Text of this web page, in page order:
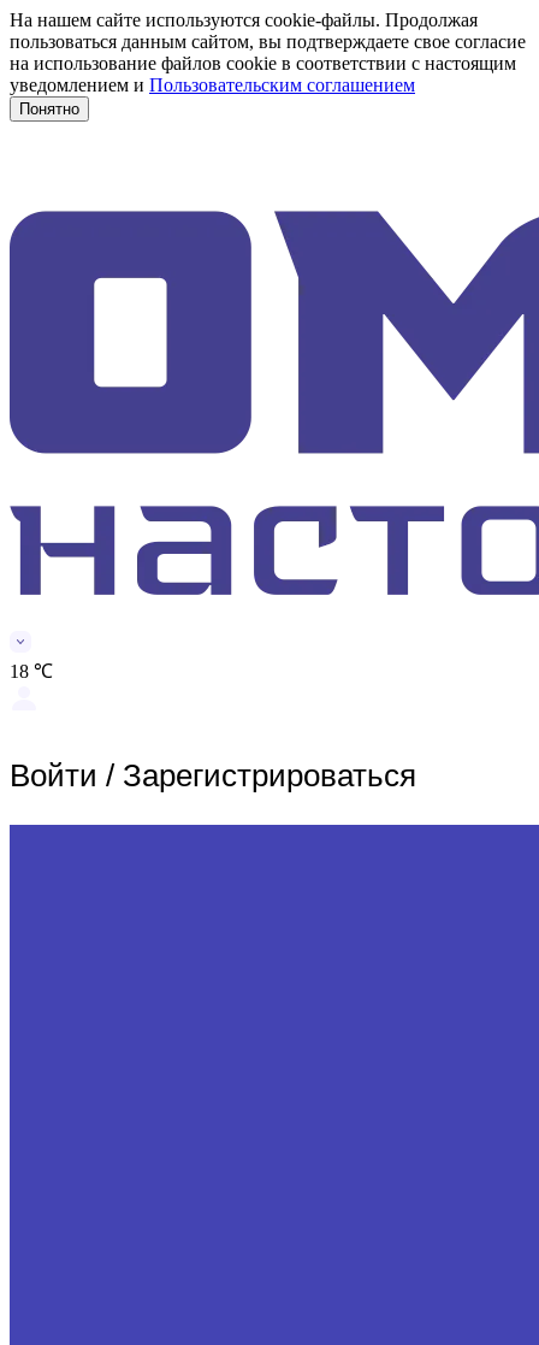
На нашем сайте используются cookie-файлы. Продолжая
пользоваться данным сайтом, вы подтверждаете свое согласие
на использование файлов cookie в соответствии с настоящим
уведомлением и Пользовательским соглашением
Понятно
18 ℃
Войти / Зарегистрироваться